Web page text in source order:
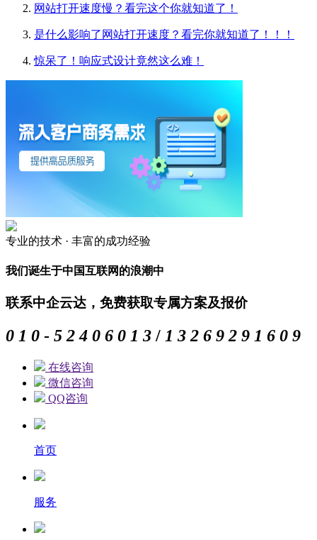
网站打开速度慢？看完这个你就知道了！
是什么影响了网站打开速度？看完你就知道了！！！
惊呆了！响应式设计竟然这么难！
专业的技术 · 丰富的成功经验
我们诞生于中国互联网的浪潮中
联系中企云达，免费获取专属方案及报价
0 1 0 - 5 2 4 0 6 0 1 3 / 1 3 2 6 9 2 9 1 6 0 9
在线咨询
微信咨询
QQ咨询
首页
服务